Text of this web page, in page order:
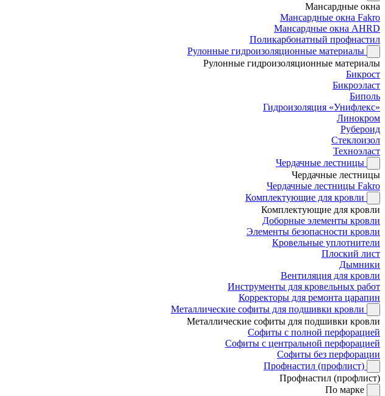
Мансардные окна
Мансардные окна Fakro
Мансардные окна AHRD
Поликарбонатный профнастил
Рулонные гидроизоляционные материалы
Рулонные гидроизоляционные материалы
Бикрост
Бикроэласт
Биполь
Гидроизоляция «Унифлекс»
Линокром
Рубероид
Стеклоизол
Техноэласт
Чердачные лестницы
Чердачные лестницы
Чердачные лестницы Fakro
Комплектующие для кровли
Комплектующие для кровли
Доборные элементы кровли
Элементы безопасности кровли
Кровельные уплотнители
Плоский лист
Дымники
Вентиляция для кровли
Инструменты для кровельных работ
Корректоры для ремонта царапин
Металлические софиты для подшивки кровли
Металлические софиты для подшивки кровли
Софиты с полной перфорацией
Софиты с центральной перфорацией
Софиты без перфорации
Профнастил (профлист)
Профнастил (профлист)
По марке